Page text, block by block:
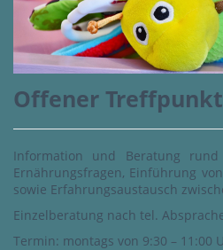
Offener
Information und Beratung
Ernährungsfragen, Einführung
sowie Erfahrungsaustausch
Einzelberatung nach tel.
Termin: montags von 9:30 – 11:00